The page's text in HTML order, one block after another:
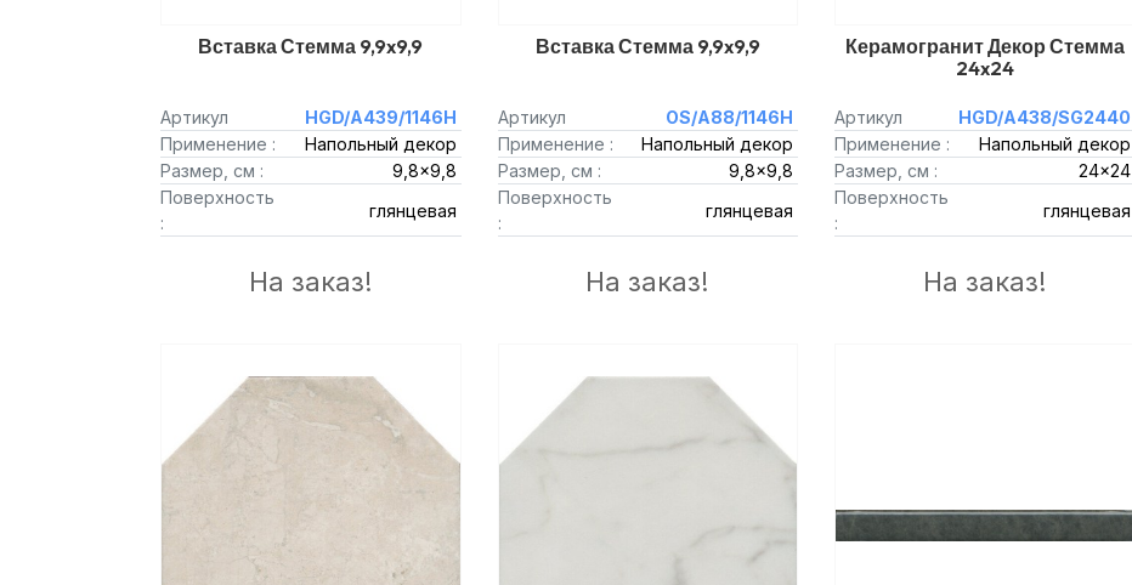
Вставка Стемма 9,9x9,9
Артикул
HGD/A439/1146H
Применение :
Напольный декор
Размер, см :
9,8x9,8
Поверхность
:
глянцевая
На заказ!
Вставка Стемма 9,9x9,9
Артикул
OS/A88/1146H
Применение :
Напольный декор
Размер, см :
9,8x9,8
Поверхность
:
глянцевая
На заказ!
Керамогранит Декор Стемма
24x24
Артикул
HGD/A438/SG2440
Применение :
Напольный декор
Размер, см :
24x24
Поверхность
:
глянцевая
На заказ!